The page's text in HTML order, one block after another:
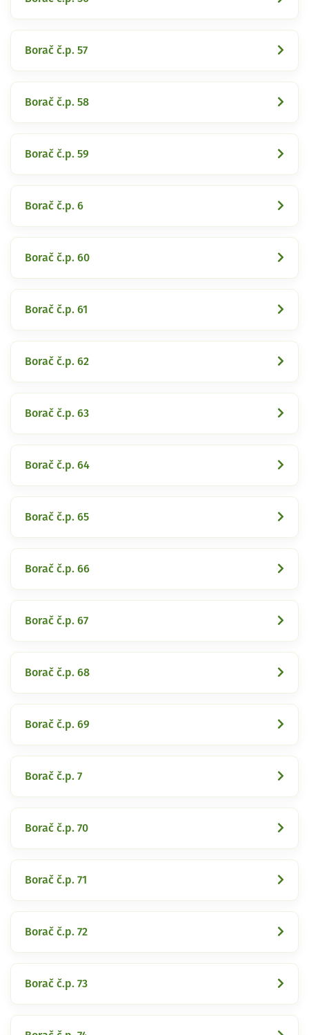
Borač č.p. 57
Borač č.p. 58
Borač č.p. 59
Borač č.p. 6
Borač č.p. 60
Borač č.p. 61
Borač č.p. 62
Borač č.p. 63
Borač č.p. 64
Borač č.p. 65
Borač č.p. 66
Borač č.p. 67
Borač č.p. 68
Borač č.p. 69
Borač č.p. 7
Borač č.p. 70
Borač č.p. 71
Borač č.p. 72
Borač č.p. 73